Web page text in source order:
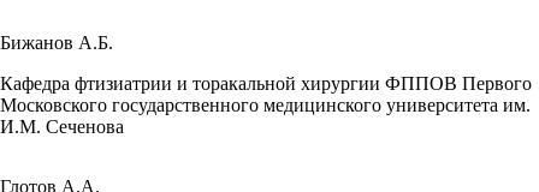
Бижанов А.Б.
Кафедра фтизиатрии и торакальной хирургии ФППОВ Первого
Московского государственного медицинского университета им.
И.М. Сеченова
Глотов А.А.